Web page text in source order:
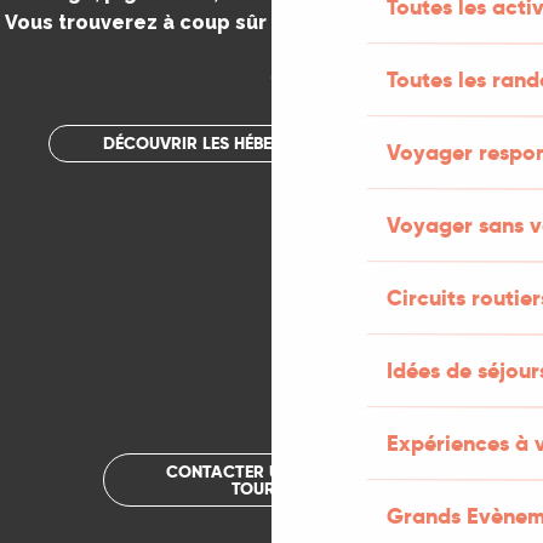
Toutes les
Toutes les
Voyager
Voyager sans
Circuits
Idées de
Expériences à
Grands
Vous trouverez à coup sûr votre bonheur dans le Lot.
.
DÉCOUVRIR LES HÉBERGEMENTS INSOLITES
CONTACTER UN OFFICE DE
TOURISME